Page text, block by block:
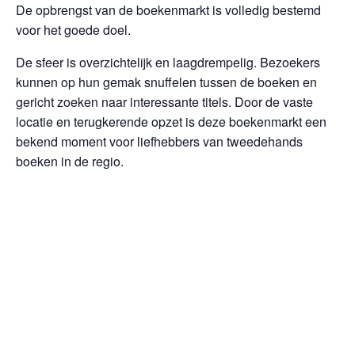
De opbrengst van de boekenmarkt is volledig bestemd
voor het goede doel.
De sfeer is overzichtelijk en laagdrempelig. Bezoekers
kunnen op hun gemak snuffelen tussen de boeken en
gericht zoeken naar interessante titels. Door de vaste
locatie en terugkerende opzet is deze boekenmarkt een
bekend moment voor liefhebbers van tweedehands
boeken in de regio.